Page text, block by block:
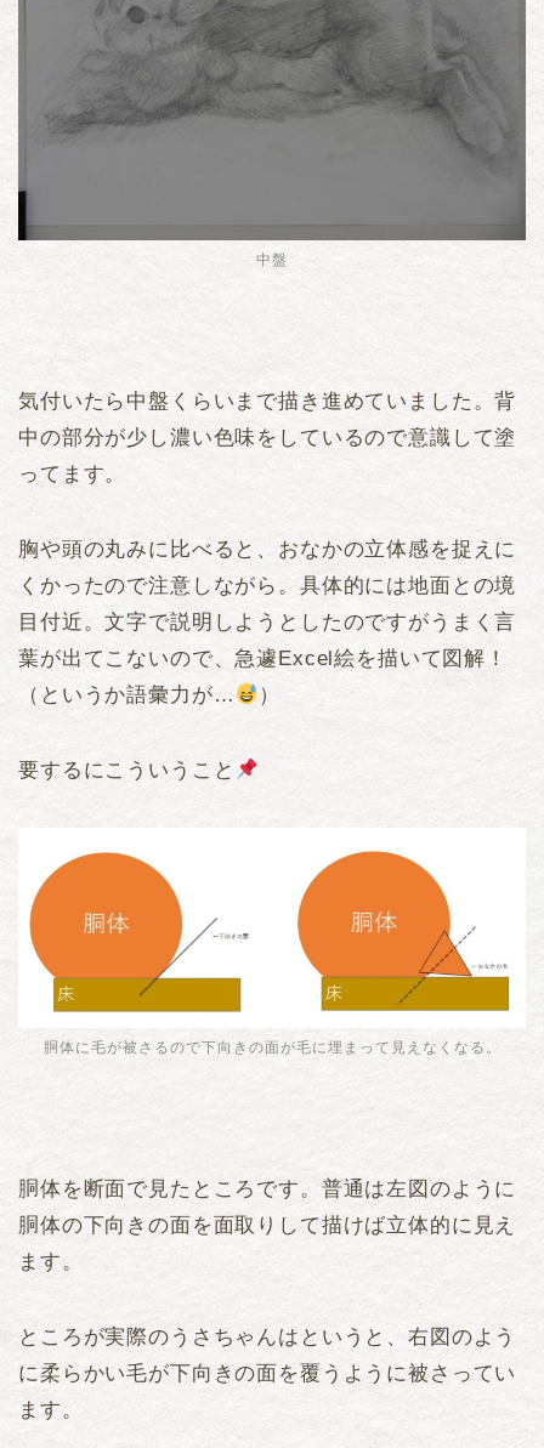
中盤
気付いたら中盤くらいまで描き進めていました。背
中の部分が少し濃い色味をしているので意識して塗
ってます。
胸や頭の丸みに比べると、おなかの立体感を捉えに
くかったので注意しながら。具体的には地面との境
目付近。文字で説明しようとしたのですがうまく言
葉が出てこないので、急遽Excel絵を描いて図解！
（というか語彙力が…
）
要するにこういうこと
胴体に毛が被さるので下向きの面が毛に埋まって見えなくなる。
胴体を断面で見たところです。普通は左図のように
胴体の下向きの面を面取りして描けば立体的に見え
ます。
ところが実際のうさちゃんはというと、右図のよう
に柔らかい毛が下向きの面を覆うように被さってい
ます。